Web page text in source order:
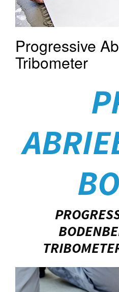
Progressive
Tribometer